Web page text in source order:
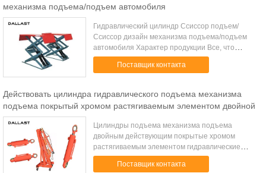
механизма подъема/подъем автомобиля
Гидравлический цилиндр Ссиссор подъем/
Ссиссор дизайн механизма подъема/подъем
автомобиля Характер продукции Все, что
угодно наши изготовленные на заказ
небольшие гидравлические цилиндры
Поставщик контакта
Действовать цилиндра гидравлического подъема механизма
подъема покрытый хромом растягиваемым элементом двойной
Цилиндры подъема механизма подъема
двойным действующим покрытые хромом
растягиваемым элементом гидравлические
Деталь нет. Ход (мм) Дя цилиндра. (мм) Дя.
плунжерного штока (мм) Расстояние установки
Поставщик контакта